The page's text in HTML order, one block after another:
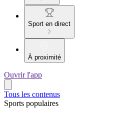
Sport en direct
À proximité
Ouvrir l'app
Tous les contenus
Sports populaires